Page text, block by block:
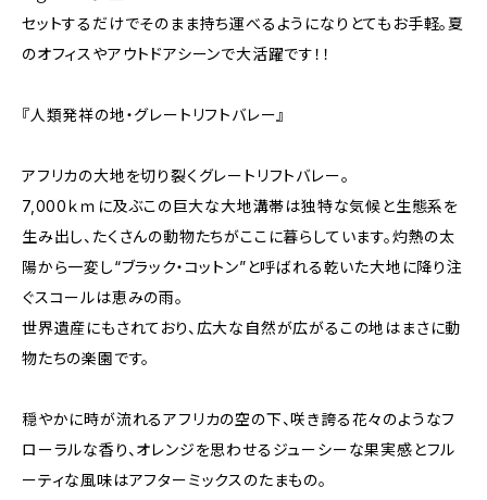
セットするだけでそのまま持ち運べるようになりとてもお手軽。夏
のオフィスやアウトドアシーンで大活躍です！！
『人類発祥の地・グレートリフトバレー』
アフリカの大地を切り裂くグレートリフトバレー。
7,000ｋｍに及ぶこの巨大な大地溝帯は独特な気候と生態系を
生み出し、たくさんの動物たちがここに暮らしています。灼熱の太
陽から一変し“ブラック・コットン”と呼ばれる乾いた大地に降り注
ぐスコールは恵みの雨。
世界遺産にもされており、広大な自然が広がるこの地はまさに動
物たちの楽園です。
穏やかに時が流れるアフリカの空の下、咲き誇る花々のようなフ
ローラルな香り、オレンジを思わせるジューシーな果実感とフル
ーティな風味はアフターミックスのたまもの。